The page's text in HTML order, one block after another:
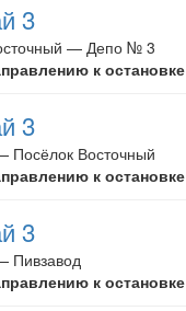
3
— Депо № 3
к остановке
3
Восточный
к остановке
3
Пивзавод
к остановке